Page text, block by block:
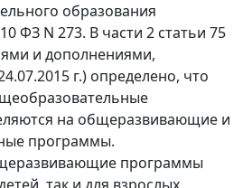
образования
ФЗ N 273. В части 2 статьи 75
и дополнениями,
г.) определено, что
на общеразвивающие и
программы.
программы